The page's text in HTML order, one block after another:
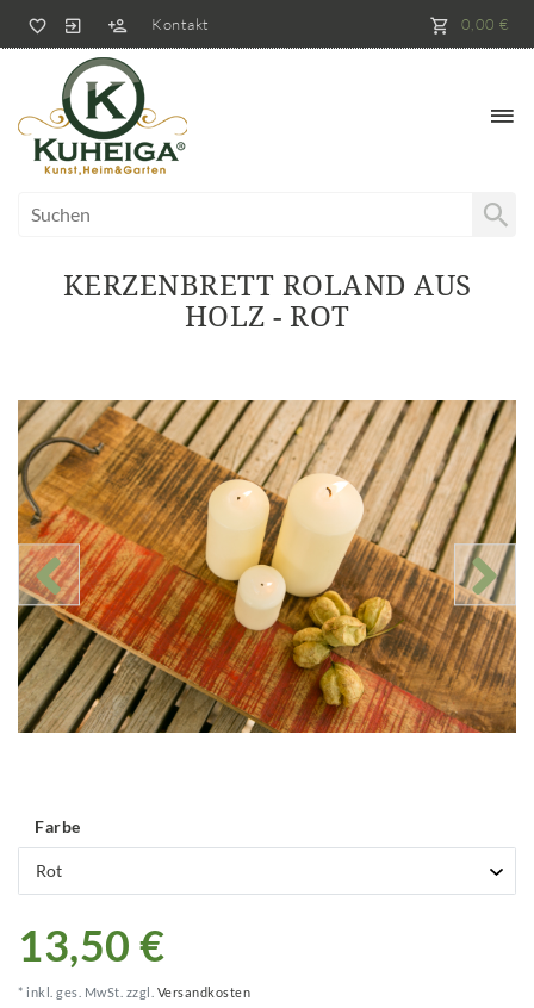
Kontakt 0,00 €
KERZENBRETT ROLAND AUS
HOLZ - ROT
Farbe
13,50 €
* inkl. ges. MwSt. zzgl. Versandkosten